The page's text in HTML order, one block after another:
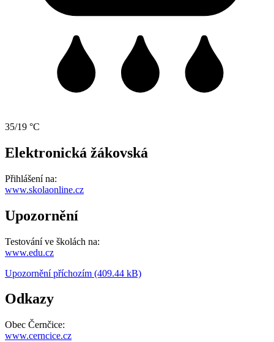
35/19 °C
Elektronická žákovská
Přihlášení na:
www.skolaonline.cz
Upozornění
Testování ve školách na:
www.edu.cz
Upozornění příchozím (409.44 kB)
Odkazy
Obec Černčice:
www.cerncice.cz